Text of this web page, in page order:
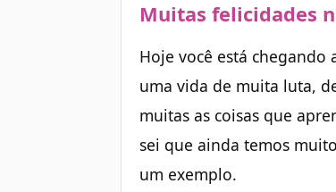
Muitas felicidades
Hoje você está
uma vida de muita luta,
muitas as coisas que
sei que ainda temos
um exemplo.